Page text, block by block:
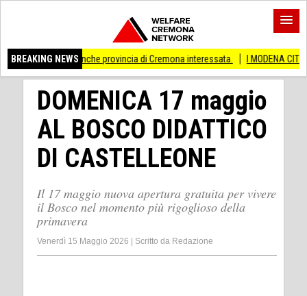
BREAKING NEWS
Anche provincia di Cremona interessata. I MODENA CITY RAMBLERS
DOMENICA 17 maggio
AL BOSCO DIDATTICO
DI CASTELLEONE
Il 17 maggio nuova apertura gratuita per vivere
il Bosco nel momento più rigoglioso della
primavera
Venerdì 15 Maggio 2026 Scritto da Redazione